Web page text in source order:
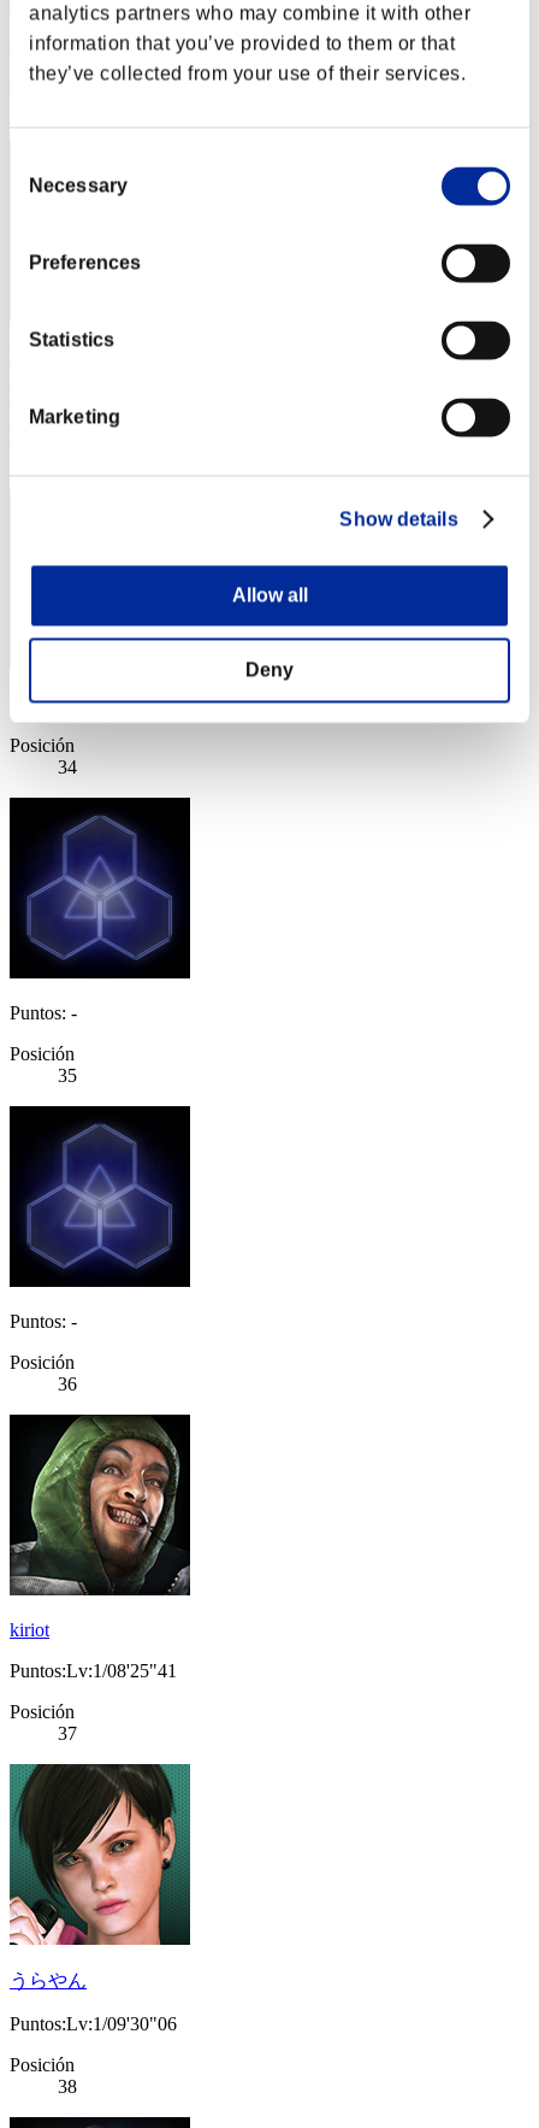
analytics partners who may combine it with other
information that you’ve provided to them or that
they’ve collected from your use of their services.
Selection
Necessary
Preferences
Statistics
Marketing
Show details
Allow all
Deny
ron
Puntos:Lv:1/07'19"41
Posición
Puntos: -
Posición
34
Puntos: -
Posición
35
Puntos: -
Posición
36
kiriot
Puntos:Lv:1/08'25"41
Posición
37
うらやん
Puntos:Lv:1/09'30"06
Posición
38